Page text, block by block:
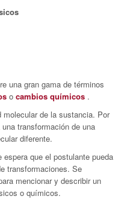
una gran gama de términos
o cambios químicos .
de la sustancia. Por
transformación de una
diferente.
que el postulante pueda
transformaciones. Se
mencionar y describir un
o químicos.